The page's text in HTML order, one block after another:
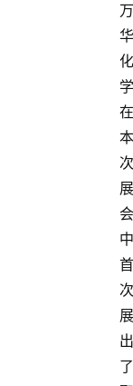
万
华
化
学
在
本
次
展
会
中
首
次
展
出
了